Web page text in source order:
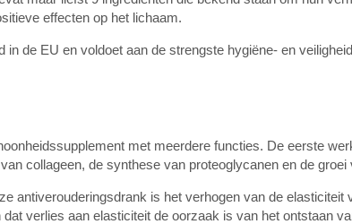
effecten op het lichaam.
in de EU en voldoet aan de strengste hygiëne- en
met meerdere functies. De eerste
collageen, de synthese van proteoglycanen en de
antiverouderingsdrank is het verhogen van de
dat verlies aan elasticiteit de oorzaak is van het ontstaan